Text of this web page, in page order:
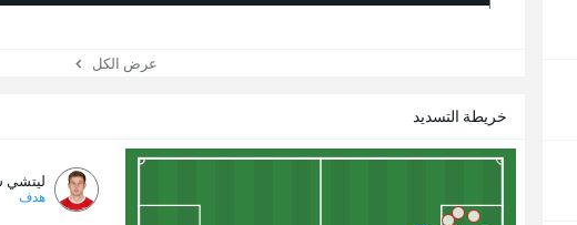
عرض الكل
خريطة التسديد
ليتشي
هدف